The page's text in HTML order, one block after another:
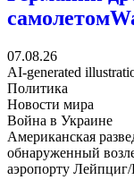
самолетом
07.08.26
AI-generated
Политика
Новости мира
Война в Украине
Американская
обнаруженный
аэропорту Лейпциг/